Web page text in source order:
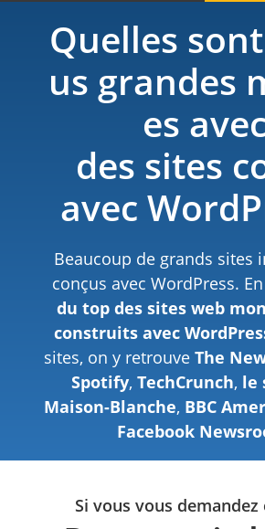
Quelles
us grandes
es avec
des sites
avec
Beaucoup de grands sites
conçus avec WordPress.
du top des sites web
construits avec
sites, on y retrouve The
Spotify, TechCrunch, le
Maison-Blanche, BBC
Facebook
Si vous vous